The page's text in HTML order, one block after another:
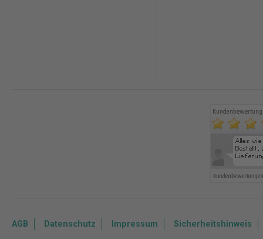
AGB Datenschutz Impressum Sicherheitshinweis